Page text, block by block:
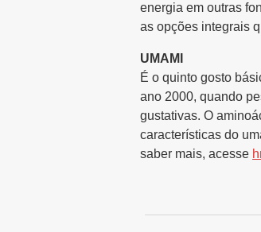
energia em outras
as opções integrais
UMAMI
É o quinto gosto
ano 2000, quando
gustativas. O
características do
saber mais, acesse